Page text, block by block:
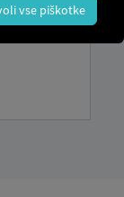
vse piškotke